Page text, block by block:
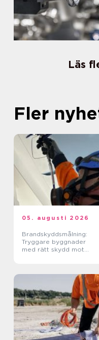
Läs
Fler
05. augusti 2026
Brandskyddsmålning:
Tryggare byggnader
med rätt skydd mot